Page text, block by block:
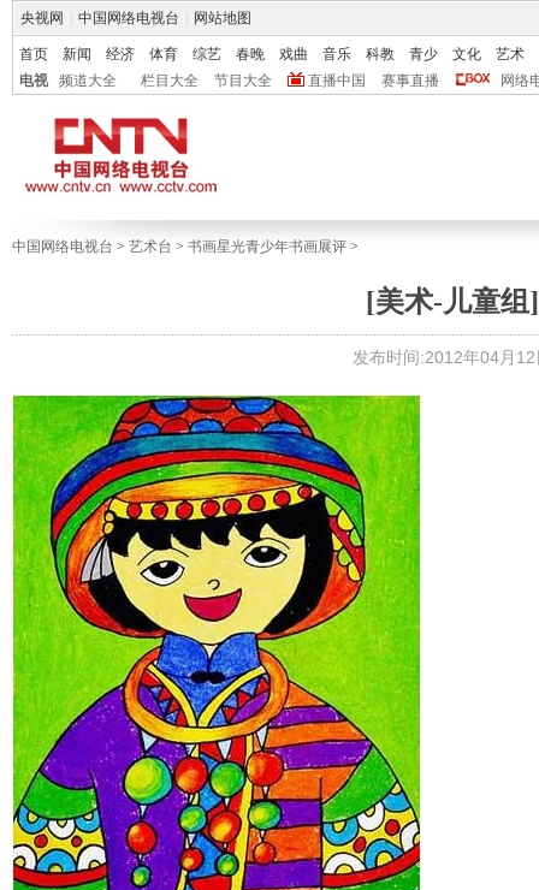
央视网 中国网络电视台 网站地图
首页 新闻 经济 体育 综艺 春晚 戏曲 音乐 科教 青少 文化
艺术
电视
频道大全 栏目大全 节目大全 直播中国 赛事直播 网络
中国网络电视台 > 艺术台 > 书画星光青少年书画展评 >
[美术-儿童组
发布时间:2012年04月